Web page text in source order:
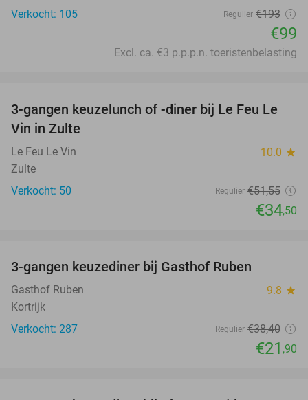
Verkocht: 105
Regulier €193
€99
Excl. ca. €3 p.p.p.n. toeristenbelasting
33%
3-gangen keuzelunch of -diner bij Le Feu Le
Vin in Zulte
Le Feu Le Vin 10.0 star
Zulte
Verkocht: 50
Regulier €51,55
€34,50
3-gangen keuzediner bij Gasthof Ruben
Gasthof Ruben 9.8 star
Kortrijk
Verkocht: 287
Regulier €38,40
€21 ,90